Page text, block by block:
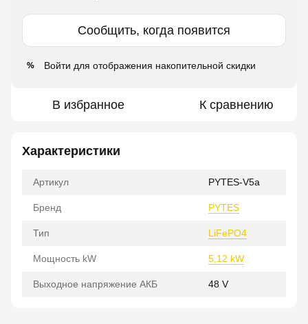
Сообщить, когда появится
% Войти для отображения накопительной скидки
В избранное К сравнению
Характеристики
Артикул PYTES-V5a
Бренд PYTES
Тип LiFePO4
Мощность kW 5,12 kW
Выходное напряжение АКБ 48 V